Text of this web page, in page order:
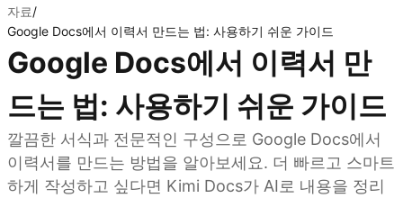
자료/
Google Docs에서 이력서 만드는 법: 사용하기 쉬운 가이드
Google Docs에서 이력서 만
드는 법: 사용하기 쉬운 가이드
깔끔한 서식과 전문적인 구성으로 Google Docs에서
이력서를 만드는 방법을 알아보세요. 더 빠르고 스마트
하게 작성하고 싶다면 Kimi Docs가 AI로 내용을 정리